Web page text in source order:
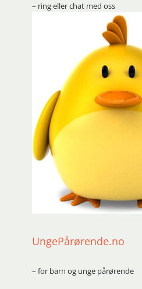
– ring eller chat med oss
UngePårørende.no
– for barn og unge pårørende